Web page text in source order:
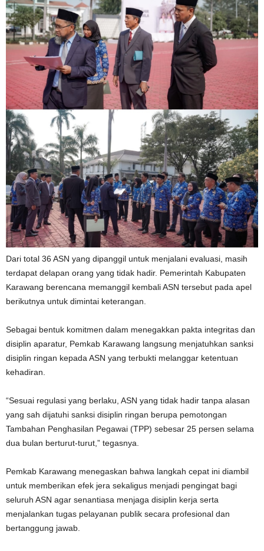
Dari total 36 ASN yang dipanggil untuk menjalani evaluasi, masih
terdapat delapan orang yang tidak hadir. Pemerintah Kabupaten
Karawang berencana memanggil kembali ASN tersebut pada apel
berikutnya untuk dimintai keterangan.
Sebagai bentuk komitmen dalam menegakkan pakta integritas dan
disiplin aparatur, Pemkab Karawang langsung menjatuhkan sanksi
disiplin ringan kepada ASN yang terbukti melanggar ketentuan
kehadiran.
“Sesuai regulasi yang berlaku, ASN yang tidak hadir tanpa alasan
yang sah dijatuhi sanksi disiplin ringan berupa pemotongan
Tambahan Penghasilan Pegawai (TPP) sebesar 25 persen selama
dua bulan berturut-turut,” tegasnya.
Pemkab Karawang menegaskan bahwa langkah cepat ini diambil
untuk memberikan efek jera sekaligus menjadi pengingat bagi
seluruh ASN agar senantiasa menjaga disiplin kerja serta
menjalankan tugas pelayanan publik secara profesional dan
bertanggung jawab.